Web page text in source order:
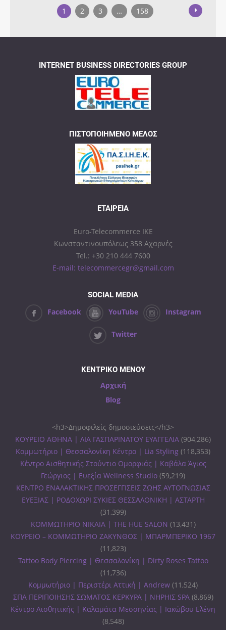
1 2 3 … 158
INTERNET BUSINESS DIRECTORIES GROUP
ΠΙΣΤΟΠΟΙΗΜΈΝΟ ΜΈΛΟΣ
ΕΤΑΙΡΕΊΑ
Euro-Telecommerce IKE
Κωνσταντινουπόλεως 358 Αχαρνές
Tel.: +30 210 444 7600
E-mail: telecommercegr@gmail.com
SOCIAL MEDIA
Facebook YouTube Instagram
Twitter
ΚΕΝΤΡΙΚΟ ΜΕΝΟΥ
Αρχική
Blog
<h3>Δημοφιλείς δημοσιεύσεις</h3>
ΚΟΥΡΕΙΟ ΑΘΗΝΑ | ΛΙΑ ΓΑΣΠΑΡΙΝΑΤΟΥ ΕΥΑΓΓΕΛΙΑ (904,286)
Κομμωτήριο | Θεσσαλονίκη Κέντρο | Lia Styling (118,353)
Κέντρο Αισθητικής Στούντιο Ομορφιάς | Καβάλα Άγιος
Γεώργιος | Ευεξία Wellness Studio (59,219)
ΚΕΝΤΡΟ ΕΝΑΛΑΚΤΙΚΗΣ ΠΡΟΣΕΓΓΙΣΕΙΣ ΖΩΗΣ ΑΥΤΟΓΝΩΣΙΑΣ
ΕΥΕΞΙΑΣ | ΡΟΔΟΧΩΡΙ ΣΥΚΙΕΣ ΘΕΣΣΑΛΟΝΙΚΗ | ΑΣΤΑΡΤΗ
(31,399)
ΚΟΜΜΩΤΗΡΙΟ ΝΙΚΑΙΑ | THE HUE SALON (13,431)
ΚΟΥΡΕΙΟ – ΚΟΜΜΩΤΗΡΙΟ ΖΑΚΥΝΘΟΣ | ΜΠΑΡΜΠΕΡΙΚΟ 1967
(11,823)
Tattoo Body Piercing | Θεσσαλονίκη | Dirty Roses Tattoo
(11,736)
Κομμωτήριο | Περιστέρι Αττική | Andrew (11,524)
ΣΠΑ ΠΕΡΙΠΟΙΗΣΗΣ ΣΩΜΑΤΟΣ ΚΕΡΚΥΡΑ | ΝΗΡΗΙΣ SPA (8,869)
Κέντρο Αισθητικής | Καλαμάτα Μεσσηνίας | Ιακώβου Ελένη
(8,548)